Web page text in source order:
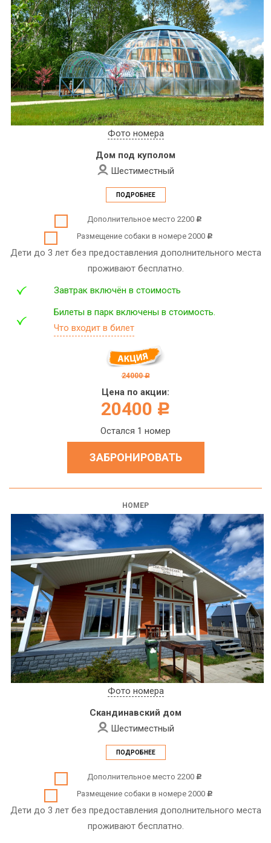
Фото номера
Дом под куполом
Шестиместный
ПОДРОБНЕЕ
Дополнительное место 2200 c
Размещение собаки в номере 2000 c
Дети до 3 лет без предоставления дополнительного места
проживают бесплатно.
Завтрак включён в стоимость
Билеты в парк включены в стоимость.
Что входит в билет
24000 c
Цена по акции:
20400 c
Остался 1 номер
ЗАБРОНИРОВАТЬ
НОМЕР
Фото номера
Скандинавский дом
Шестиместный
ПОДРОБНЕЕ
Дополнительное место 2200 c
Размещение собаки в номере 2000 c
Дети до 3 лет без предоставления дополнительного места
проживают бесплатно.